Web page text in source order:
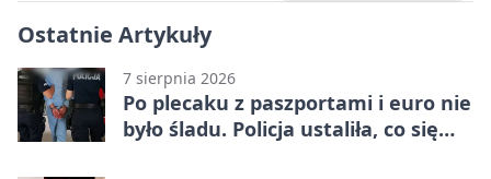
Ostatnie Artykuły
7 sierpnia 2026
Po plecaku z paszportami i euro nie
było śladu. Policja ustaliła, co się